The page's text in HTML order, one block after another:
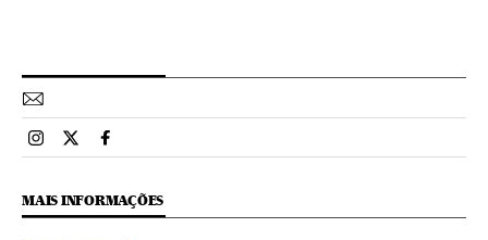
Esportes El País Brasil en Instagram
Esportes El País Brasil en Twitter
Esportes El País Brasil en Facebook
MAIS INFORMAÇÕES